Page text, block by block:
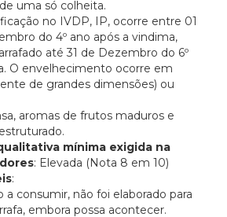
uma só colheita.
no IVDP, IP, ocorre entre 01
do 4º ano após a vindima,
até 31 de Dezembro do 6º
O envelhecimento ocorre em
de grandes dimensões) ou
aromas de frutos maduros e
mínima exigida na
: Elevada (Nota 8 em 10)
:
a consumir, não foi elaborado para
embora possa acontecer.